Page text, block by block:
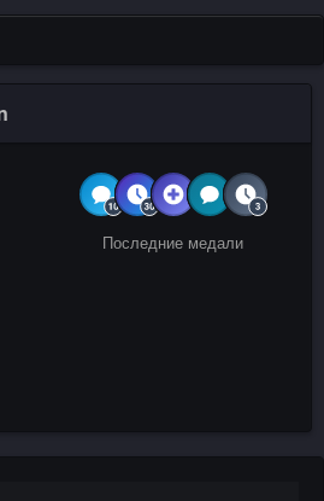
Последние медали